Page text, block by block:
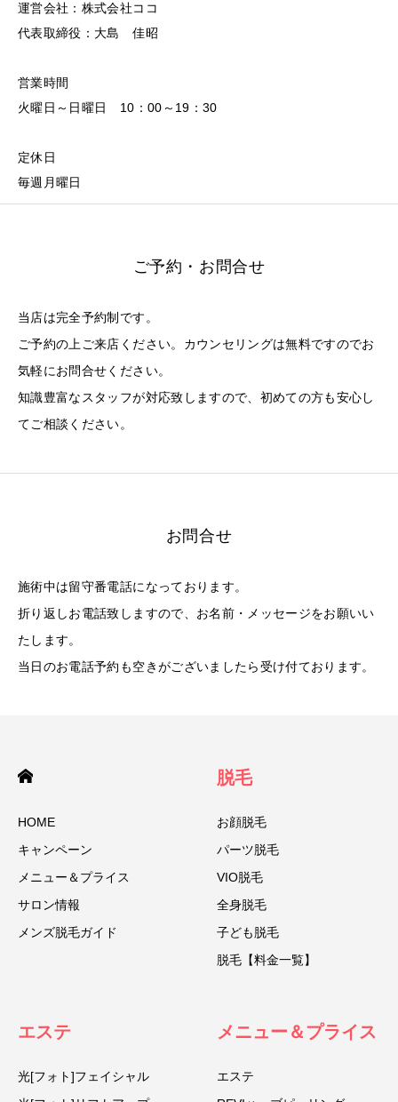
運営会社：株式会社ココ
代表取締役：大島 佳昭
営業時間
火曜日～日曜日 10：00～19：30
定休日
毎週月曜日
ご予約・お問合せ
当店は完全予約制です。
ご予約の上ご来店ください。カウンセリングは無料ですのでお
気軽にお問合せください。
知識豊富なスタッフが対応致しますので、初めての方も安心し
てご相談ください。
お問合せ
施術中は留守番電話になっております。
折り返しお電話致しますので、お名前・メッセージをお願いい
たします。
当日のお電話予約も空きがございましたら受け付ております。
HOME
キャンペーン
メニュー＆プライス
サロン情報
メンズ脱毛ガイド
脱毛
お顔脱毛
パーツ脱毛
VIO脱毛
全身脱毛
子ども脱毛
脱毛【料金一覧】
エステ
光[フォト]フェイシャル
メニュー＆プライス
エステ